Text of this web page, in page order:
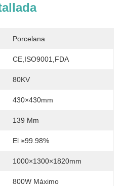
Porcelana
CE,ISO9001,FDA
80KV
430×430mm
139 Μm
El ≥99.98%
1000×1300×1820mm
800W Máximo